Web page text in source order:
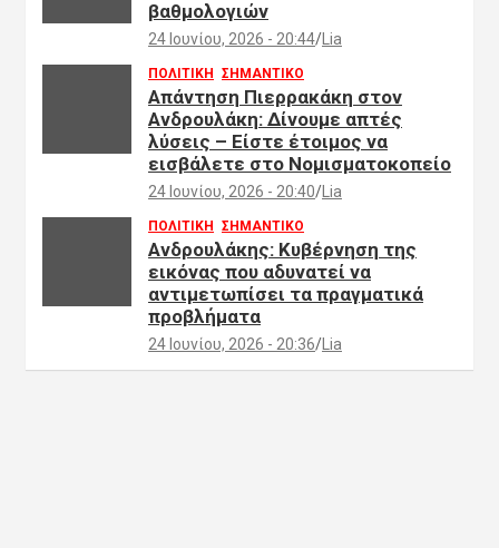
βαθμολογιών
24 Ιουνίου, 2026 - 20:44 Lia
ΠΟΛΙΤΙΚΗ ΣΗΜΑΝΤΙΚΟ
Απάντηση Πιερρακάκη στον
Ανδρουλάκη: Δίνουμε απτές
λύσεις – Είστε έτοιμος να
εισβάλετε στο Νομισματοκοπείο
24 Ιουνίου, 2026 - 20:40 Lia
ΠΟΛΙΤΙΚΗ ΣΗΜΑΝΤΙΚΟ
Ανδρουλάκης: Κυβέρνηση της
εικόνας που αδυνατεί να
αντιμετωπίσει τα πραγματικά
προβλήματα
24 Ιουνίου, 2026 - 20:36 Lia